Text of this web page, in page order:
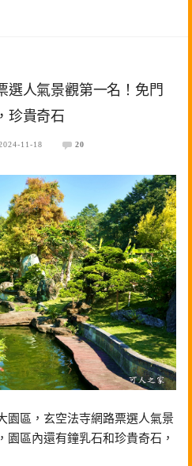
選人氣景觀第一名！免門
珍貴奇石
11-18 20
園區，玄空法寺網路票選人氣景
園區內還有鐘乳石和珍貴奇石，